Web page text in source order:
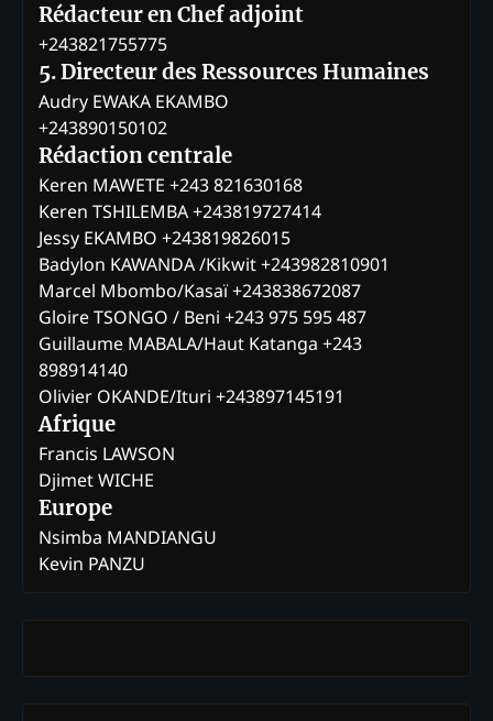
Rédacteur en Chef adjoint
+243821755775
5. Directeur des Ressources Humaines
Audry EWAKA EKAMBO
+243890150102
Rédaction centrale
Keren MAWETE +243 821630168
Keren TSHILEMBA +243819727414
Jessy EKAMBO +243819826015
Badylon KAWANDA /Kikwit +243982810901
Marcel Mbombo/Kasaï +243838672087
Gloire TSONGO / Beni +243 975 595 487
Guillaume MABALA/Haut Katanga +243
898914140
Olivier OKANDE/Ituri +243897145191
Afrique
Francis LAWSON
Djimet WICHE
Europe
Nsimba MANDIANGU
Kevin PANZU